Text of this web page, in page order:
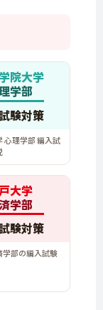
院大学
学部
験対策
心理学部 編入試
大学
学部
験対策
学部の編入試験